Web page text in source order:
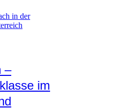
in der
–
im